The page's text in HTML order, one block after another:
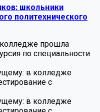
школьники
политехнического
прошла
по специальности
в колледже
с
в колледже